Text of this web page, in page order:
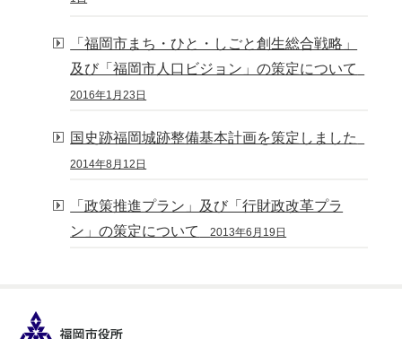
「福岡市まち・ひと・しごと創生総合戦略」
及び「福岡市人口ビジョン」の策定について
2016年1月23日
国史跡福岡城跡整備基本計画を策定しました
2014年8月12日
「政策推進プラン」及び「行財政改革プラ
ン」の策定について
2013年6月19日